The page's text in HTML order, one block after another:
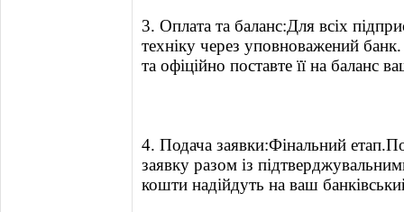
3. Оплата та баланс:Для всіх
техніку через уповноважений
та офіційно поставте її на баланс
4. Подача заявки:Фінальний
заявку разом із
кошти надійдуть на ваш